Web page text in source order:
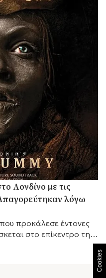
Λονδίνο με τις
λόγω
προκάλεσε έντονες
στο επίκεντρο της
Cookies